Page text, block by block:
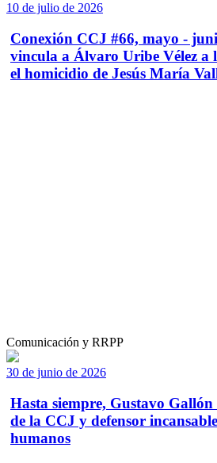
10 de julio de 2026
Conexión CCJ #66, mayo -
vincula a Álvaro Uribe Vélez a
el homicidio de Jesús María
Comunicación y RRPP
30 de junio de 2026
Hasta siempre, Gustavo
de la CCJ y defensor
humanos